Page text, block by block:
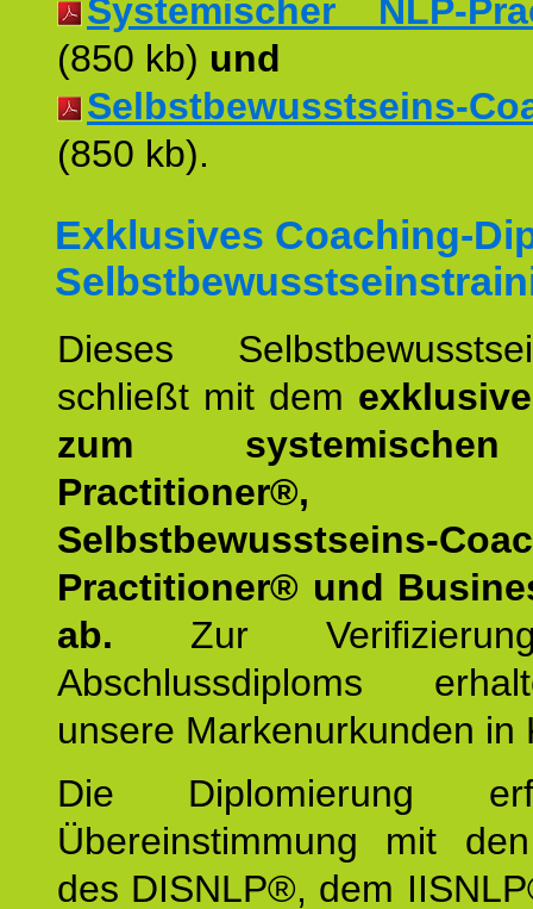
Systemischer NLP-
(850 kb) und
Selbstbewusstseins-
(850 kb).
Exklusives Coaching-
Dieses
schließt mit dem
zum
Practitioner®,
Selbstbewusstseins-
Practitioner® und
ab. Zur
Abschlussdiploms
unsere Markenurkunden in
Die Diplomierung
Übereinstimmung mit
des DISNLP®, dem